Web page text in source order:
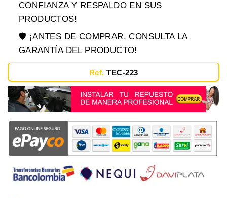
CONFIANZA Y RESPALDO EN SUS
PRODUCTOS!
🛡️ ¡ANTES DE COMPRAR, CONSULTA LA
GARANTÍA DEL PRODUCTO!
Ref. TEC-223